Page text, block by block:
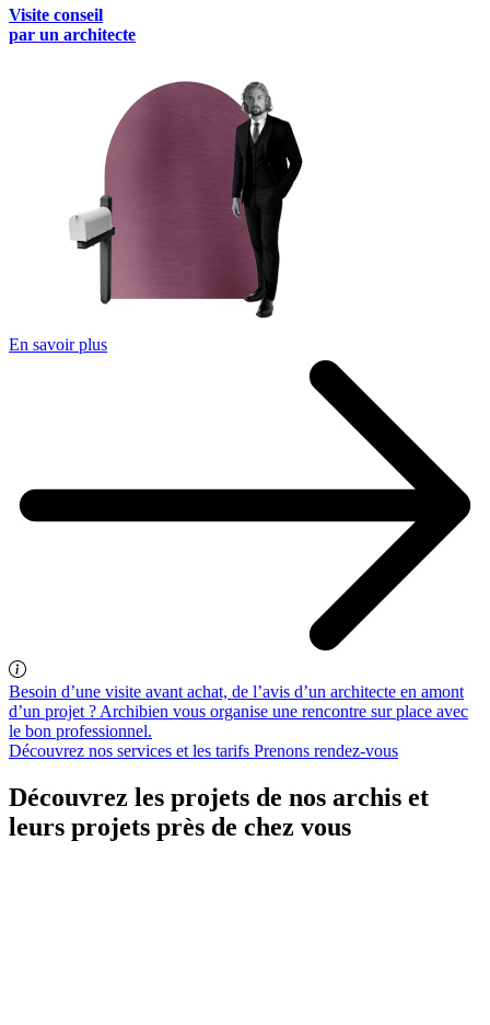
Visite conseil
par un architecte
En savoir plus
Besoin d’une visite avant achat, de l’avis d’un architecte en amont
d’un projet ? Archibien vous organise une rencontre sur place avec
le bon professionnel.
Découvrez nos services et les tarifs Prenons rendez-vous
Découvrez les projets de nos archis et
leurs projets près de chez vous